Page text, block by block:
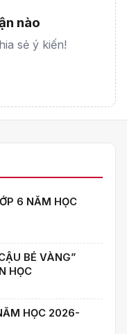
nào
sẻ ý kiến!
6 NĂM HỌC
BÉ VÀNG”
HỌC
HỌC 2026-